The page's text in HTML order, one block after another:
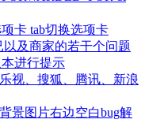
卡 tab切换选项卡
以及商家的若干个问题
进行提示
视、搜狐、腾讯、新浪
景图片右边空白bug解